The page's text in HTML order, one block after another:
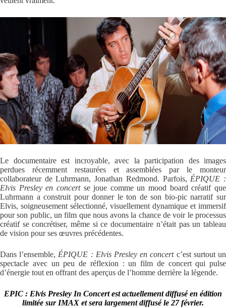
Le documentaire est incroyable, avec la participation
des images
perdues récemment restaurées et assemblées par le monteur
collaborateur de Luhrmann, Jonathan Redmond. Parfois, ÉPIQUE :
Elvis Presley en concertse joue comme un mood board créatif que
Luhrmann a construit pour donner le ton de son bio-pic narratif sur
Elvis, soigneusement sélectionné, visuellement dynamique et immersif
pour son public, un film que nous avons la chance de voir le processus
créatif se concrétiser, même si ce documentaire n’était pas un tableau
de vision pour ses œuvres précédentes.
Dans l’ensemble, ÉPIQUE : Elvis Presley en concertc’est surtout un
spectacle avec un peu de réflexion : un film de concert qui pulse
d’énergie tout en offrant des aperçus de l’homme derrière la légende.
EPIC : Elvis Presley In Concert est actuellement diffusé en édition
limitée sur IMAX et sera largement diffusé le 27 février.